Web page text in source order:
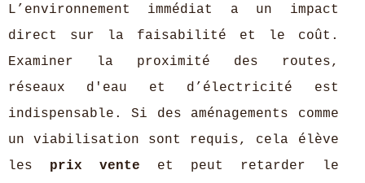
L’environnement immédiat a un impact
direct sur la faisabilité et le coût.
Examiner la proximité des routes,
réseaux d'eau et d’électricité est
indispensable. Si des aménagements comme
un viabilisation sont requis, cela élève
les prix vente et peut retarder le